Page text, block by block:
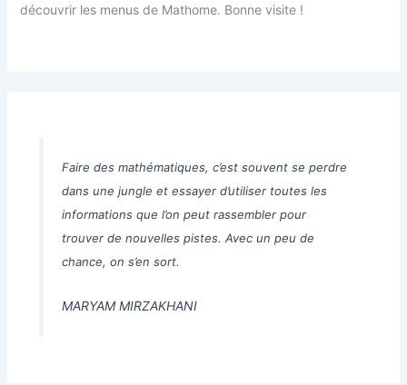
découvrir les menus de Mathome. Bonne visite !
Faire des mathématiques, c’est souvent se perdre
dans une jungle et essayer d’utiliser toutes les
informations que l’on peut rassembler pour
trouver de nouvelles pistes. Avec un peu de
chance, on s’en sort.
MARYAM MIRZAKHANI